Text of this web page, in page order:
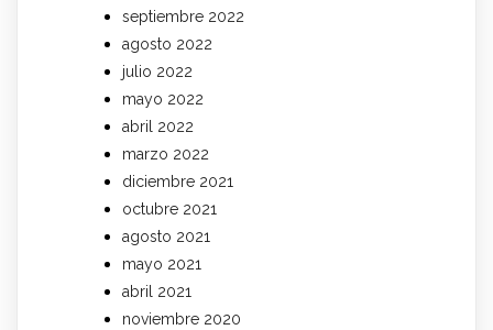
septiembre 2022
agosto 2022
julio 2022
mayo 2022
abril 2022
marzo 2022
diciembre 2021
octubre 2021
agosto 2021
mayo 2021
abril 2021
noviembre 2020